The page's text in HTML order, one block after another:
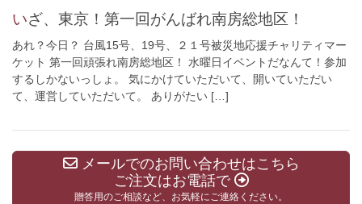
いざ、東京！第一回がんばれ南房総地区！
あれ？今日？ 台風15号、19号、２１号被災地応援チャリティマー
ケット 第一回頑張れ南房総地区！ 水曜日イベントだなんて！参加
するしかないっしょ。 気にかけていただいて、開いていただい
て、運営していただいて。 ありがたい […]
メールでのお問い合わせはこちら
ご注文はお電話で
贈答用のご相談など、お気軽にご連絡ください。